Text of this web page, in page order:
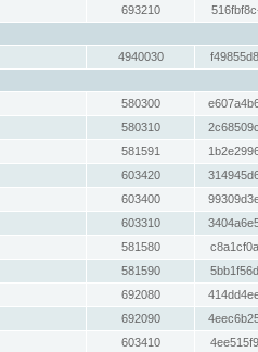
693210
4940030
580300
580310
581591
603420
603400
603310
581580
581590
692080
692090
603410